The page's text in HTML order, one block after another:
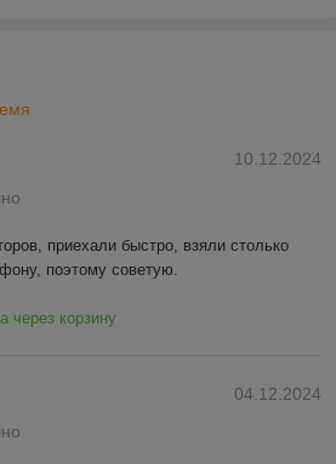
10.12.2024
приехали быстро, взяли столько
поэтому советую.
через корзину
04.12.2024